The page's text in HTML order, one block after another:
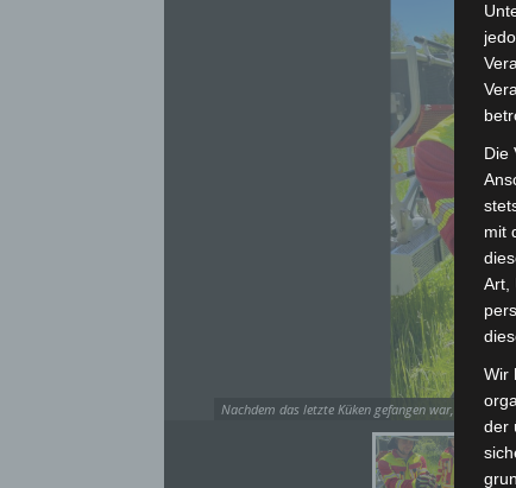
Nachdem das letzte Küken gefangen war, konnte
Die
mit
Art,
Wir
der